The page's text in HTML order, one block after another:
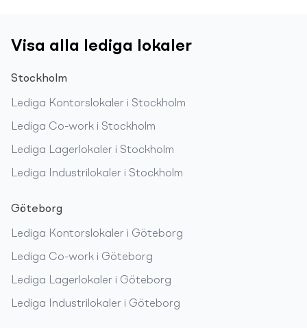
Visa alla lediga lokaler
Stockholm
Lediga Kontorslokaler i Stockholm
Lediga Co-work i Stockholm
Lediga Lagerlokaler i Stockholm
Lediga Industrilokaler i Stockholm
Göteborg
Lediga Kontorslokaler i Göteborg
Lediga Co-work i Göteborg
Lediga Lagerlokaler i Göteborg
Lediga Industrilokaler i Göteborg